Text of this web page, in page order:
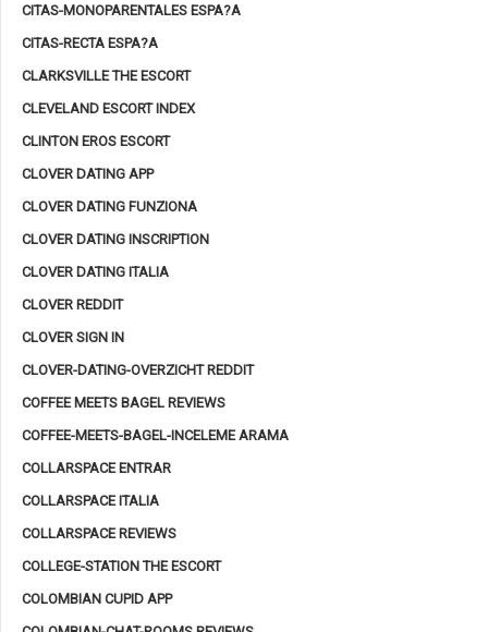
CITAS-MONOPARENTALES ESPA?A
CITAS-RECTA ESPA?A
CLARKSVILLE THE ESCORT
CLEVELAND ESCORT INDEX
CLINTON EROS ESCORT
CLOVER DATING APP
CLOVER DATING FUNZIONA
CLOVER DATING INSCRIPTION
CLOVER DATING ITALIA
CLOVER REDDIT
CLOVER SIGN IN
CLOVER-DATING-OVERZICHT REDDIT
COFFEE MEETS BAGEL REVIEWS
COFFEE-MEETS-BAGEL-INCELEME ARAMA
COLLARSPACE ENTRAR
COLLARSPACE ITALIA
COLLARSPACE REVIEWS
COLLEGE-STATION THE ESCORT
COLOMBIAN CUPID APP